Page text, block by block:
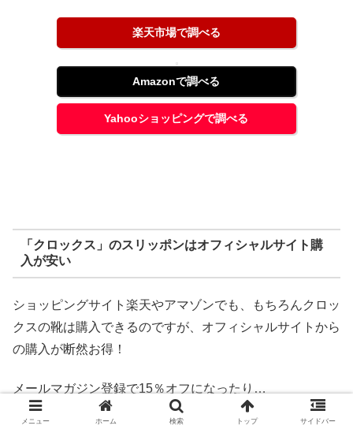
楽天市場で調べる
Amazonで調べる
Yahooショッピングで調べる
「クロックス」のスリッポンはオフィシャルサイト購
入が安い
ショッピングサイト楽天やアマゾンでも、もちろんクロッ
クスの靴は購入できるのですが、オフィシャルサイトから
の購入が断然お得！
メールマガジン登録で15％オフになったり…
メニュー ホーム 検索 トップ サイドバー